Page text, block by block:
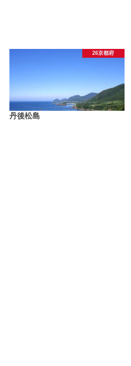
26京都府
丹後松島